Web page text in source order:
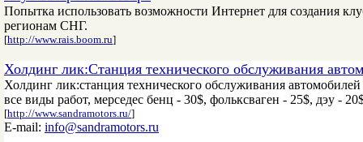
Попытка использовать возможности Интернет для создания
регионам СНГ.
[http://www.rais.boom.ru]
Холдинг лик:Станция технического обслуживания
Холдинг лик:станция технического обслуживания
все виды работ, мерседес бенц - 30$, фольксваген - 25$, дэу -
[http://www.sandramotors.ru/]
E-mail: info@sandramotors.ru